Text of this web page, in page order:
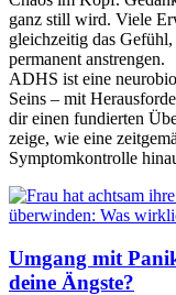
ganz still wird. Viele
gleichzeitig das
permanent anstrengen.
ADHS ist eine
Seins – mit
dir einen fundierten
zeige, wie eine
Symptomkontrolle
Umgang mit
deine Ängste?